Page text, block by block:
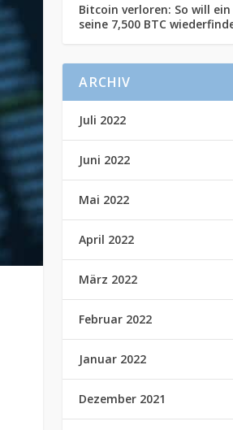
Bitcoin verloren: So will
seine 7,500 BTC
ARCHIV
Juli 2022
Juni 2022
Mai 2022
April 2022
März 2022
Februar 2022
Januar 2022
Dezember 2021